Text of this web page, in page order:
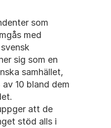
som
med
sig som en
samhället,
10 bland dem
att de
stöd alls i